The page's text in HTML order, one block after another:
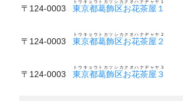
〒124-0003 東京都葛飾区お花茶屋１
トウキョウトカツシカクオハナヂャヤ１
〒124-0003 東京都葛飾区お花茶屋２
トウキョウトカツシカクオハナヂャヤ２
〒124-0003 東京都葛飾区お花茶屋３
トウキョウトカツシカクオハナヂャヤ３